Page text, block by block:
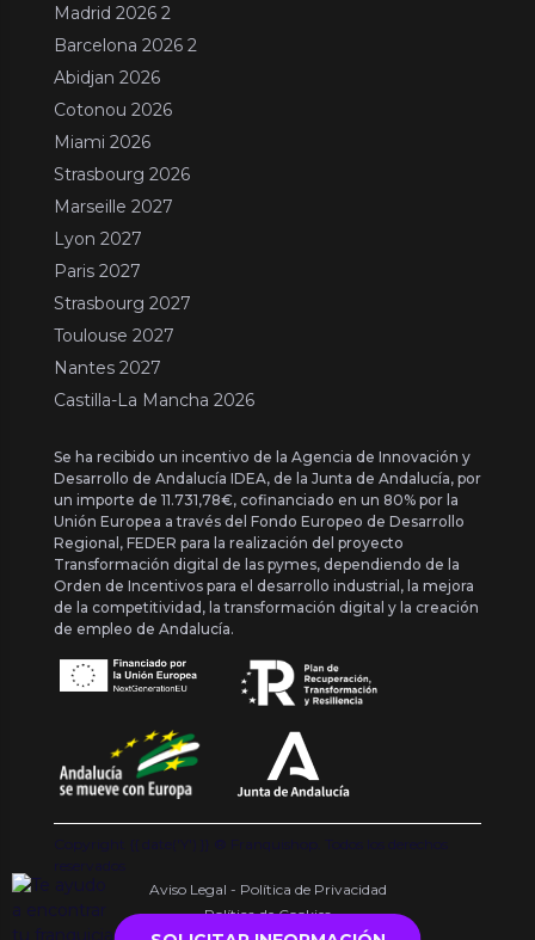
Madrid 2026 2
Barcelona 2026 2
Abidjan 2026
Cotonou 2026
Miami 2026
Strasbourg 2026
Marseille 2027
Lyon 2027
Paris 2027
Strasbourg 2027
Toulouse 2027
Nantes 2027
Castilla-La Mancha 2026
Se ha recibido un incentivo de la Agencia de Innovación y
Desarrollo de Andalucía IDEA, de la Junta de Andalucía, por
un importe de 11.731,78€, cofinanciado en un 80% por la
Unión Europea a través del Fondo Europeo de Desarrollo
Regional, FEDER para la realización del proyecto
Transformación digital de las pymes, dependiendo de la
Orden de Incentivos para el desarrollo industrial, la mejora
de la competitividad, la transformación digital y la creación
de empleo de Andalucía.
Copyright {{ date('Y') }} ® Franquishop. Todos los derechos
reservados
Aviso Legal - Política de Privacidad
Política de Cookies